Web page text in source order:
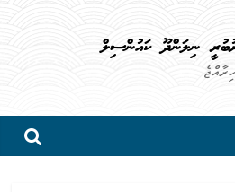
ނިލަންދޫ ކައުންސިލް